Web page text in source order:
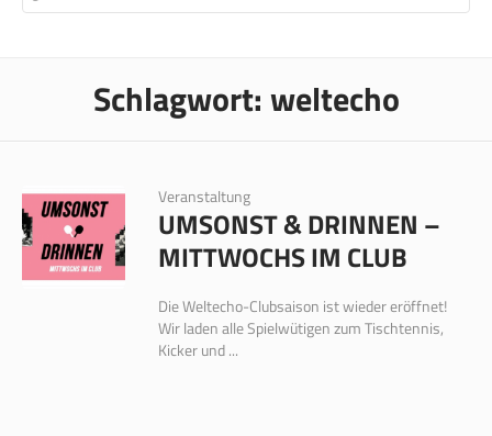
Schlagwort:weltecho
Veranstaltung
UMSONST & DRINNEN –
MITTWOCHS IM CLUB
Die Weltecho-Clubsaison ist wieder eröffnet!
Wir laden alle Spielwütigen zum Tischtennis,
Kicker und ...